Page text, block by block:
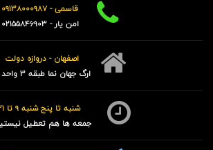
قاسمی - 09138000987
امن یار - 02155846903
اصفهان - دروازه دولت
ارگ جهان نما طبقه 3 واحد 96
شنبه تا پنج شنبه 9 تا 21
جمعه ها هم تعطیل